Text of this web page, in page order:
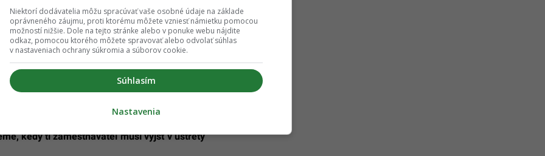
generáciu Z, stratia výhodu
o viac ako 4 000 eur: „Zabudnutú“ dávku od
prehliadajú
nárok na pracovné voľno pri sťahovaní či zlom
kedy ti zamestnávateľ musí vyjsť v ústrety
Niektorí dodávatelia môžu spracúvať vaše osobné údaje na základe
oprávneného záujmu, proti ktorému môžete vzniesť námietku pomocou
možností nižšie. Dole na tejto stránke alebo v ponuke webu nájdite
odkaz, pomocou ktorého môžete spravovať alebo odvolať súhlas
v nastaveniach ochrany súkromia a súborov cookie.
Súhlasím
Nastavenia